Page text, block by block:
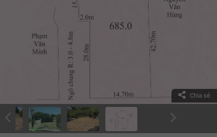
Chia sẻ